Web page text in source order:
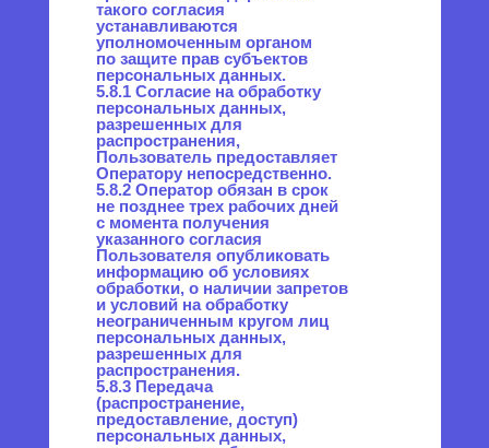
8. Правовые основания
обработки персональных
данных
8.1. Правовыми основаниями
обработки персональных
данных Оператором
являются:
— уставные (учредительные)
документы Оператора;
— договоры, заключаемые
между оператором
и субъектом персональных
данных;
— федеральные законы, иные
нормативно-правовые акты
в сфере защиты персональных
данных;
— согласия Пользователей
на обработку их персональных
данных, на обработку
персональных данных,
разрешенных для
распространения.
8.2. Оператор обрабатывает
персональные данные
Пользователя только в случае
их заполнения и/или отправки
Пользователем
самостоятельно через
специальные формы,
расположенные на сайте
promo.positron.proили
направленные Оператору
посредством электронной